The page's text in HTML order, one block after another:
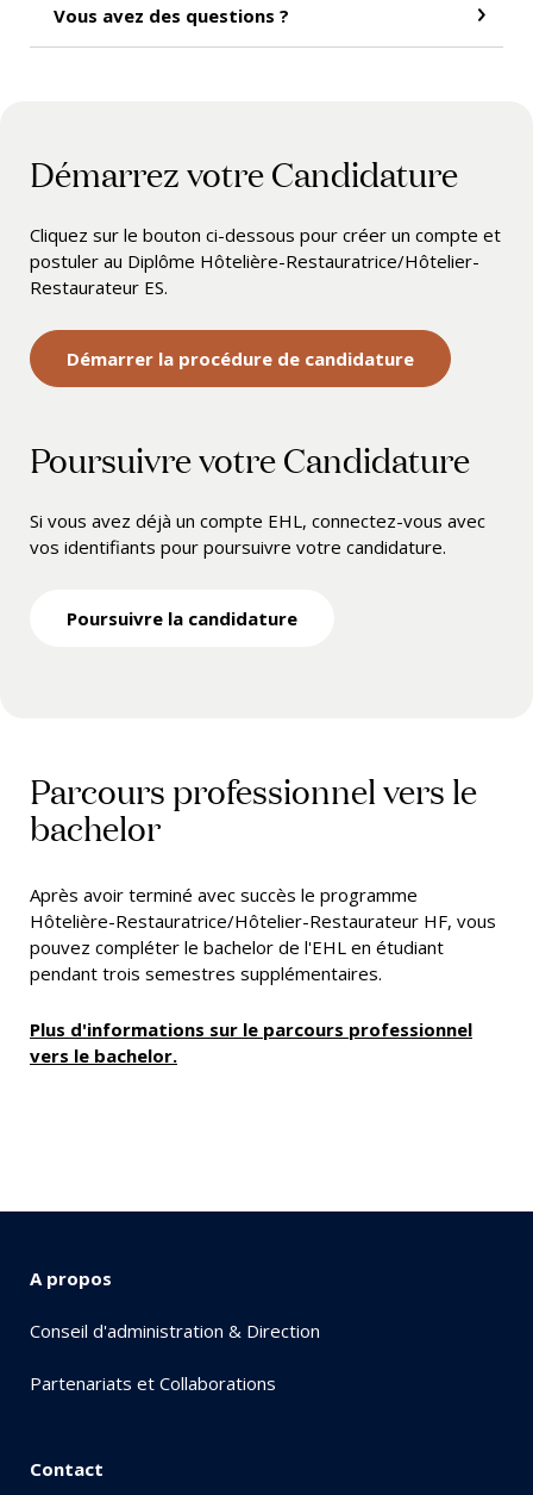
Vous avez des questions ?
Démarrez votre Candidature
Cliquez sur le bouton ci-dessous pour créer un compte et
postuler au Diplôme Hôtelière-Restauratrice/Hôtelier-
Restaurateur ES.
Démarrer la procédure de candidature
Poursuivre votre Candidature
Si vous avez déjà un compte EHL, connectez-vous avec
vos identifiants pour poursuivre votre candidature.
Poursuivre la candidature
Parcours professionnel vers le
bachelor
Après avoir terminé avec succès le programme
Hôtelière-Restauratrice/Hôtelier-Restaurateur HF, vous
pouvez compléter le bachelor de l'EHL en étudiant
pendant trois semestres supplémentaires.
Plus d'informations sur le parcours professionnel
vers le bachelor.
A propos
Conseil d'administration & Direction
Partenariats et Collaborations
Contact